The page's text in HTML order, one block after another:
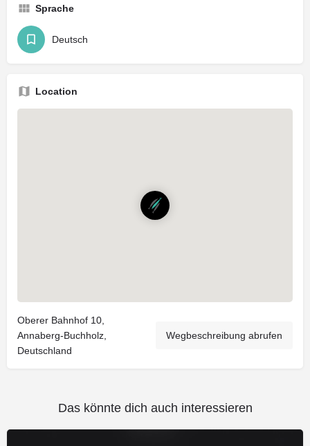
Sprache
Deutsch
Location
Oberer Bahnhof 10,
Annaberg-Buchholz,
Deutschland
Wegbeschreibung abrufen
Das könnte dich auch interessieren